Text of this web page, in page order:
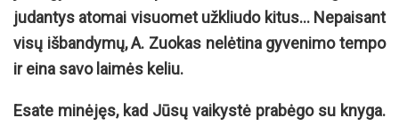
judantys atomai visuomet užkliudo kitus… Nepaisant
visų išbandymų, A. Zuokas nelėtina gyvenimo tempo
ir eina savo laimės keliu.
Esate minėjęs, kad Jūsų vaikystė prabėgo su knyga.